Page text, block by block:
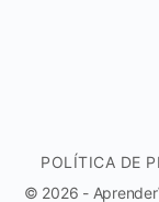
POLÍTICA DE
© 2026 -